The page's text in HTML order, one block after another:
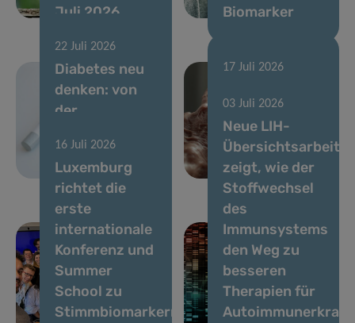
Juli 2026
Biomarker
22 Juli 2026
Diabetes neu
denken: von
der
Blutzuckerkontrolle
zu mehr
Lebensqualität
17 Juli 2026
wird 2027
Gastgeber der
SIOG-
Jahreskonferenz
16 Juli 2026
Luxemburg
richtet die
erste
internationale
Konferenz und
Summer
School zu
Stimmbiomarkern
03 Juli 2026
Neue LIH-
Übersichtsarbeit
zeigt, wie der
Stoffwechsel
des
Immunsystems
den Weg zu
besseren
Therapien für